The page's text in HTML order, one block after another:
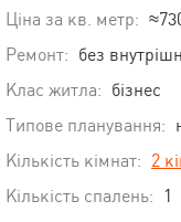
Ціна за кв. метр:
Ремонт: без
Клас житла: бізнес
Типове планування:
Кількість кімнат: 2
Кількість спалень:
1